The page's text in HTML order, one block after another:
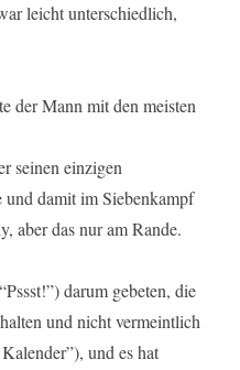
leicht unterschiedlich,
der Mann mit den meisten
seinen einzigen
damit im Siebenkampf
aber das nur am Rande.
darum gebeten, die
und nicht vermeintlich
und es hat